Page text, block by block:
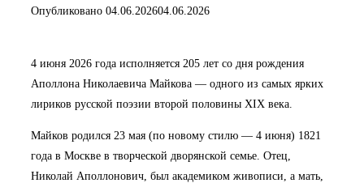
Опубликовано 04.06.202604.06.2026
4 июня 2026 года исполняется 205 лет со дня рождения
Аполлона Николаевича Майкова — одного из самых ярких
лириков русской поэзии второй половины XIX века.
Майков родился 23 мая (по новому стилю — 4 июня) 1821
года в Москве в творческой дворянской семье. Отец,
Николай Аполлонович, был академиком живописи, а мать,